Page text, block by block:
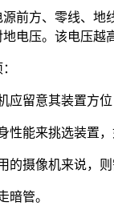
源前方、零线、
电压。该电压越
应留意其装置方
性能来挑选装置
的摄像机来说，
暗管。